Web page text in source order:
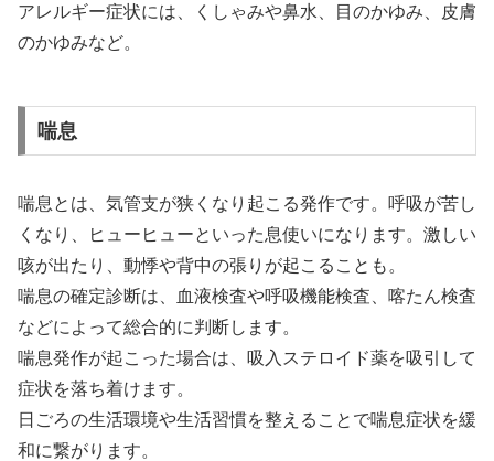
アレルギー症状には、くしゃみや鼻水、目のかゆみ、皮膚
のかゆみなど。
喘息
喘息とは、気管支が狭くなり起こる発作です。呼吸が苦し
くなり、ヒューヒューといった息使いになります。激しい
咳が出たり、動悸や背中の張りが起こることも。
喘息の確定診断は、血液検査や呼吸機能検査、喀たん検査
などによって総合的に判断します。
喘息発作が起こった場合は、吸入ステロイド薬を吸引して
症状を落ち着けます。
日ごろの生活環境や生活習慣を整えることで喘息症状を緩
和に繋がります。